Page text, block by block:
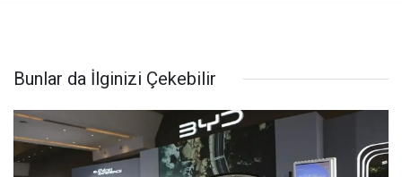
Bunlar da İlginizi Çekebilir